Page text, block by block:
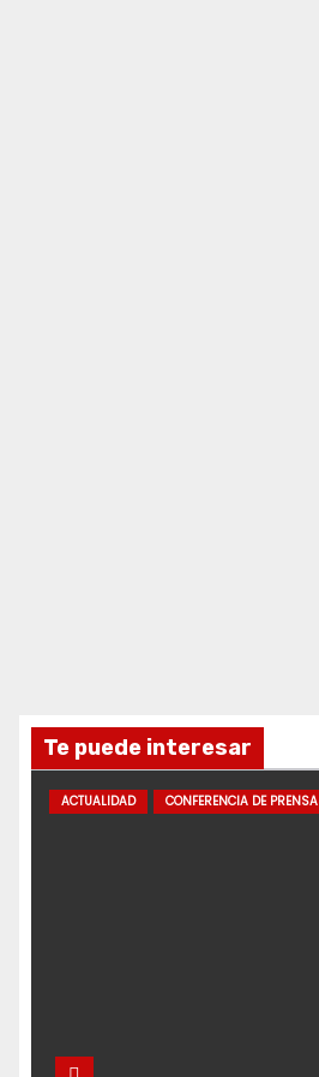
Te puede interesar
ACTUALIDAD CONFERENCIA DE PRENSA